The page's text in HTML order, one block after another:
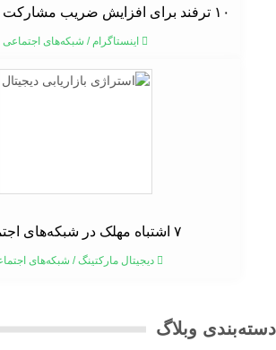
۱۰ ترفند برای افزایش ضریب مشارکت در اینستاگرام
اینستاگرام/شبکه‌های اجتماعی
دیجیتال مارکتینگ/شبکه‌های اجتماعی
وبلاگ